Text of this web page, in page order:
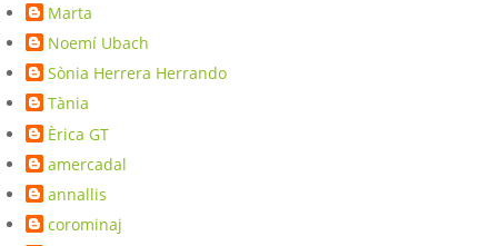
Marta
Noemí Ubach
Sònia Herrera Herrando
Tània
Èrica GT
amercadal
annallis
corominaj